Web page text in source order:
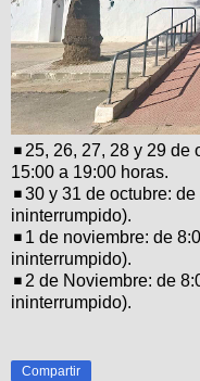
◾25, 26, 27, 28 y 29
15:00 a 19:00 horas.
◾30 y 31 de octubre:
ininterrumpido).
◾1 de noviembre: de
ininterrumpido).
◾2 de Noviembre: de
ininterrumpido).
Compartir